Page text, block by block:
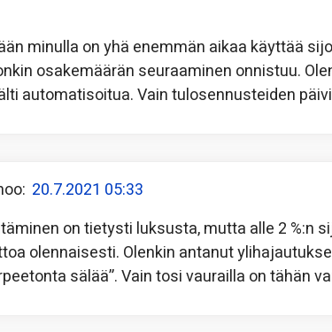
minulla on yhä enemmän aikaa käyttää
osakemäärän seuraaminen onnistuu.
automatisoitua. Vain tulosennusteiden
20.7.2021 05:33
on tietysti luksusta, mutta alle 2 %:n
olennaisesti. Olenkin antanut
sälää”. Vain tosi vaurailla on tähän